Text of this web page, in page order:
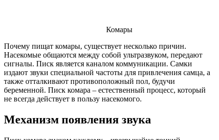
Комары
Почему пищат комары, существует несколько причин.
Насекомые общаются между собой ультразвуком, передают
сигналы. Писк является каналом коммуникации. Самки
издают звуки специальной частоты для привлечения самца, а
также отталкивают противоположный пол, будучи
беременной. Писк комара – естественный процесс, который
не всегда действует в пользу насекомого.
Механизм появления звука